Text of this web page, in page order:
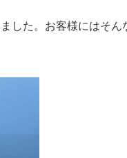
した。お客様にはそん